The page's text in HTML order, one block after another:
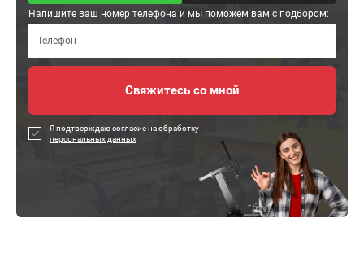
Напишите ваш номер телефона и мы поможем вам с подбором:
Я подтверждаю согласие на обработку
персональных данных